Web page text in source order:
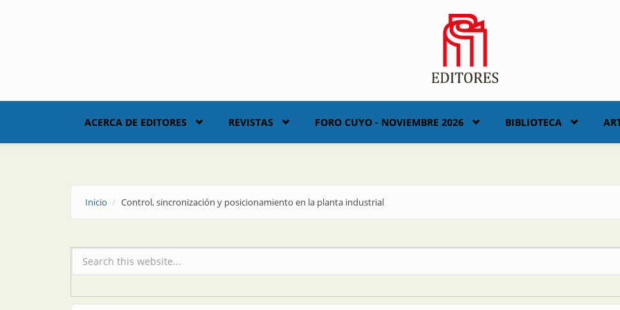
ACERCA DE EDITORES REVISTAS FORO CUYO - NOVIEMBRE 2026 BIBLIOTECA
Inicio Control, sincronización y posicionamiento en la planta industrial
Formulario de búsqueda